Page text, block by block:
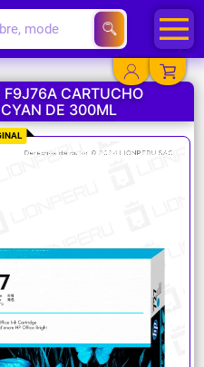
EXISTO
NUEVO
F9J76A CARTUCHO
DE 300ML